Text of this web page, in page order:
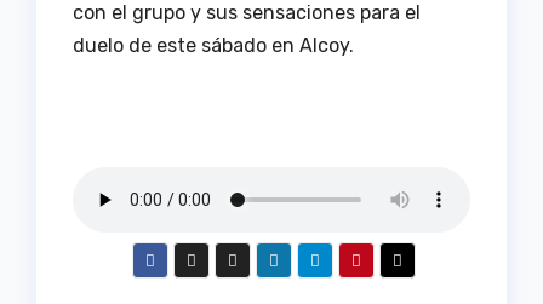
con el grupo y sus sensaciones para el
duelo de este sábado en Alcoy.